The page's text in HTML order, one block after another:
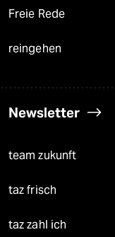
Freie Rede
reingehen
Newsletter
team zukunft
taz frisch
taz zahl ich